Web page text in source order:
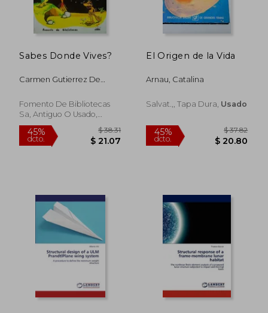
dcto. $ 216.43 dcto.
Sabes Donde Vives?
Carmen Gutierrez De
Fomento De Bibliotecas
Sa, Antiguo O Usado,
Usado
El Origen de la Vida
Arnau, Catalina
Salvat.,, Tapa Dura, Usado